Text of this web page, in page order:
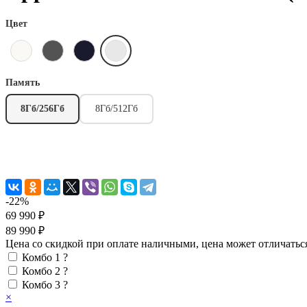
Цвет
Память
8Гб/256Гб 8Гб/512Гб
-22%
69 990 ₽
89 990 ₽
Цена со скидкой при оплате наличными, цена может
Комбо 1 ?
Комбо 2 ?
Комбо 3 ?
×